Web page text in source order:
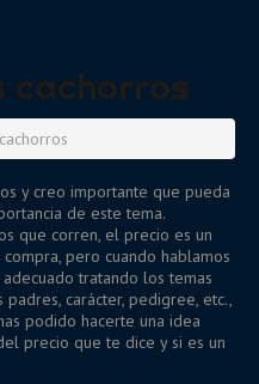
cachorros
y creo importante que pueda
de este tema.
que corren, el precio es un
pero cuando hablamos
tratando los temas
carácter, pedigree, etc.,
podido hacerte una idea
precio que te dice y si es un